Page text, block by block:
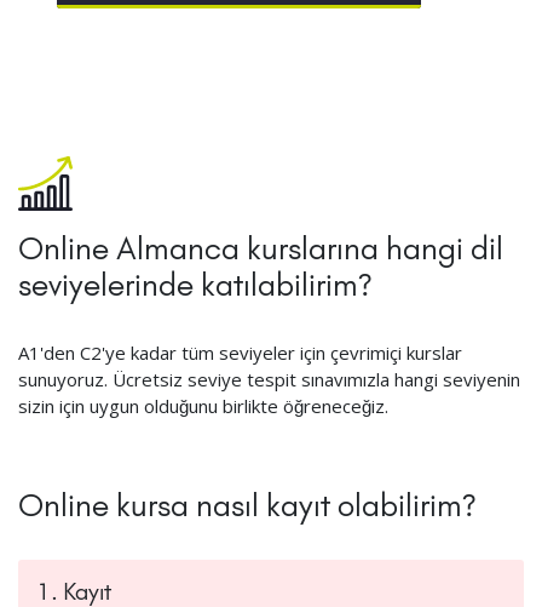
Online Almanca kurslarına hangi dil
seviyelerinde katılabilirim?
A1'den C2'ye kadar tüm seviyeler için çevrimiçi kurslar
sunuyoruz. Ücretsiz seviye tespit sınavımızla hangi seviyenin
sizin için uygun olduğunu birlikte öğreneceğiz.
Online kursa nasıl kayıt olabilirim?
1. Kayıt